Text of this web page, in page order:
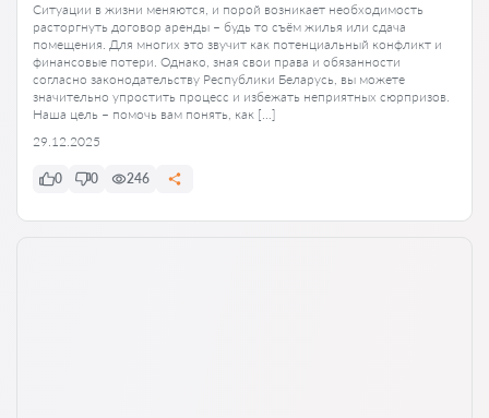
Ситуации в жизни меняются, и порой возникает необходимость
расторгнуть договор аренды – будь то съём жилья или сдача
помещения. Для многих это звучит как потенциальный конфликт и
финансовые потери. Однако, зная свои права и обязанности
согласно законодательству Республики Беларусь, вы можете
значительно упростить процесс и избежать неприятных сюрпризов.
Наша цель – помочь вам понять, как […]
29.12.2025
0 0 246